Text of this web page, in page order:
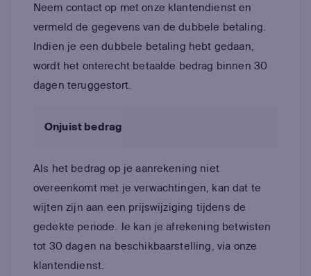
Neem contact op met onze klantendienst en
vermeld de gegevens van de dubbele betaling.
Indien je een dubbele betaling hebt gedaan,
wordt het onterecht betaalde bedrag binnen 30
dagen teruggestort.
Onjuist bedrag
Als het bedrag op je aanrekening niet
overeenkomt met je verwachtingen, kan dat te
wijten zijn aan een prijswijziging tijdens de
gedekte periode. Je kan je afrekening betwisten
tot 30 dagen na beschikbaarstelling, via onze
klantendienst.